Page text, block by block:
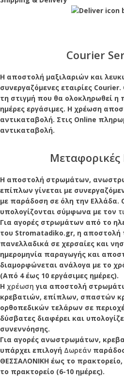
Courier
Η αποστολή μαξιλαριών και
συνεργαζόμενες εταιρίες
τη στιγμή που θα ολοκληρωθεί η
ημέρες εργάσιμες. Η χρέωση
αντικαταβολή. Στις Online
αντικαταβολή.
Μεταφορικές
Η αποστολή στρωμάτων,
επίπλων γίνεται με
με παράδοση σε όλη την Ελλάδα.
υπολογίζονται σύμφωνα με τον
Για αγορές στρωμάτων από το
του Stromatadiko.gr, η αποστολή
πανελλαδικά σε χερσαίες και
ημερομηνία παραγωγής και
διαμορφώνεται ανάλογα με το
(Από 4 έως 10 εργάσιμες ημέρες).
Η χρέωση για αποστολή
κρεβατιών, επίπλων, σπαστών
ορθοπεδικών τελάρων σε
δύσβατες διαφέρει και
συνεννόησης.
Για αγορές ανωστρωμάτων,
υπάρχει επιλογή Δωρεάν
ΘΕΣΣΑΛΟΝΙΚΗ έως το
το πρακτορείο (6-10 ημέρες).